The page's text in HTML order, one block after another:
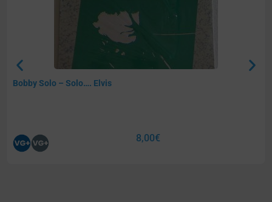
Bobby Solo – Solo…. Elvis
8,00€